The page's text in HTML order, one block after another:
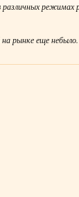
режимах
рынке еще небыло.